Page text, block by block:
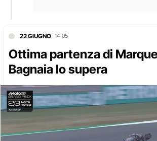
22 GIUGNO 14:05
Ottima partenza di
Bagnaia lo supera